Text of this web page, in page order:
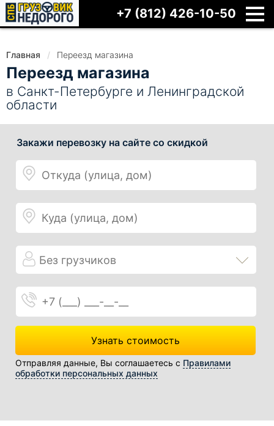
+7 (812) 426-10-50
Главная Переезд магазина
Переезд магазина
в Санкт-Петербурге и Ленинградской
области
Откуда
Куда
Телефон
Узнать стоимость
Отправляя данные, Вы соглашаетесь с Правилами
обработки персональных данных